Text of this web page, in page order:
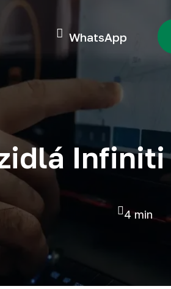
WhatsApp
Infiniti
4 min